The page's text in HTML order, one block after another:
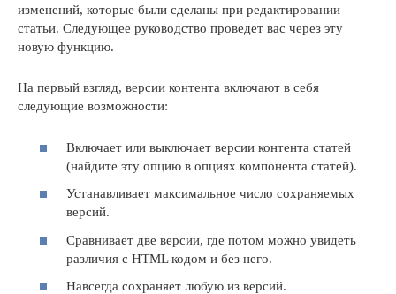
изменений, которые были сделаны при редактировании
статьи. Следующее руководство проведет вас через эту
новую функцию.
На первый взгляд, версии контента включают в себя
следующие возможности:
Включает или выключает версии контента статей
(найдите эту опцию в опциях компонента статей).
Устанавливает максимальное число сохраняемых
версий.
Сравнивает две версии, где потом можно увидеть
различия с HTML кодом и без него.
Навсегда сохраняет любую из версий.